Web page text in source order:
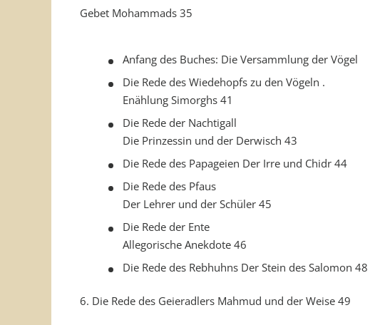
Gebet Mohammads 35
Anfang des Buches: Die Versammlung der Vögel
Die Rede des Wiedehopfs zu den Vögeln .
Enählung Simorghs 41
Die Rede der Nachtigall
Die Prinzessin und der Derwisch 43
Die Rede des Papageien Der Irre und Chidr 44
Die Rede des Pfaus
Der Lehrer und der Schüler 45
Die Rede der Ente
Allegorische Anekdote 46
Die Rede des Rebhuhns Der Stein des Salomon 48
6. Die Rede des Geieradlers Mahmud und der Weise 49